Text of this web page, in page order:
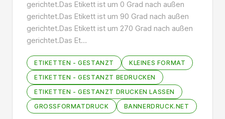
gerichtet.Das Etikett ist um 0 Grad nach außen
gerichtet.Das Etikett ist um 90 Grad nach außen
gerichtet.Das Etikett ist um 270 Grad nach außen
gerichtet.Das Et…
ETIKETTEN - GESTANZT
KLEINES FORMAT
ETIKETTEN - GESTANZT BEDRUCKEN
ETIKETTEN - GESTANZT DRUCKEN LASSEN
GROSSFORMATDRUCK
BANNERDRUCK.NET